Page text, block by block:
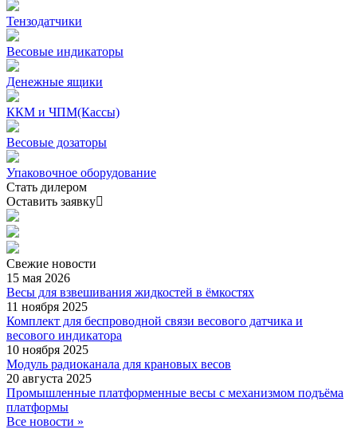
Тензодатчики
Весовые индикаторы
Денежные ящики
ККМ и ЧПМ(Кассы)
Весовые дозаторы
Упаковочное оборудование
Стать дилером
Оставить заявку
Свежие новости
15 мая 2026
Весы для взвешивания жидкостей в ёмкостях
11 ноября 2025
Комплект для беспроводной связи весового датчика и
весового индикатора
10 ноября 2025
Модуль радиоканала для крановых весов
20 августа 2025
Промышленные платформенные весы с механизмом подъёма
платформы
Все новости »